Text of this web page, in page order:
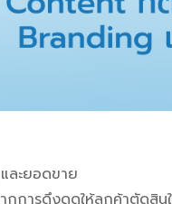
ละยอดขาย